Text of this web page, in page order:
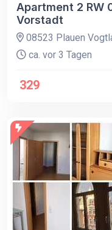
Apartment 2 RW
Vorstadt
08523 Plauen
ca. vor 3 Tagen
329